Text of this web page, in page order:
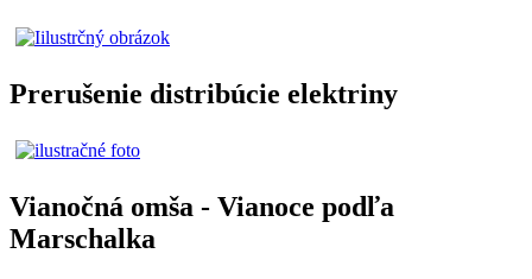
Prerušenie distribúcie elektriny
Vianočná omša - Vianoce podľa
Marschalka